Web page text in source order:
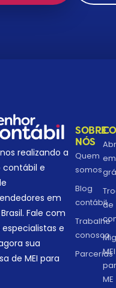
realizando a
contábil e
em
Fale com
especialistas e
sua
de MEI para
SOBRE
NÓS
Quem
somos
Blog
contábil
Trabalhe
conosco
Parcerias
de
MEI
ME